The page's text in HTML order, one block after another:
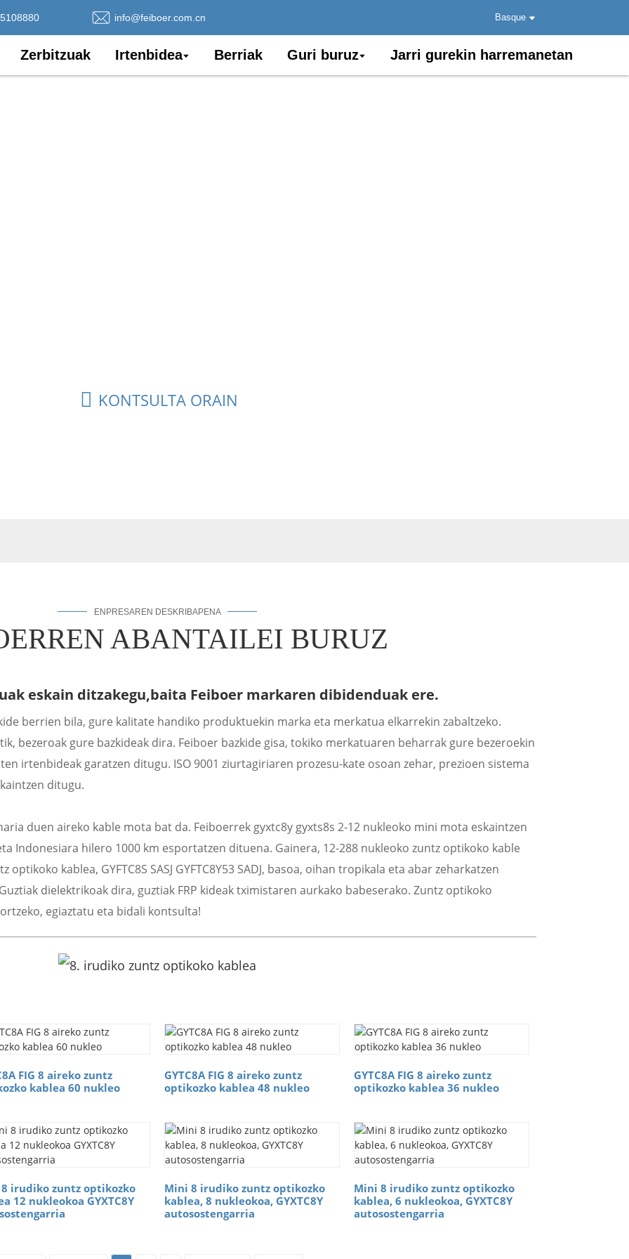
info@feiboer.com.cn Basque
Zerbitzuak Irtenbidea Berriak Guri buruz Jarri gurekin harremanetan
KONTSULTA ORAIN
ENPRESAREN DESKRIBAPENA
ABANTAILEI BURUZ
eskain ditzakegu,baita Feiboer markaren dibidenduak ere.
berrien bila, gure kalitate handiko produktuekin marka eta merkatua elkarrekin zabaltzeko.
bezeroak gure bazkideak dira. Feiboer bazkide gisa, tokiko merkatuaren beharrak gure bezeroekin
irtenbideak garatzen ditugu. ISO 9001 ziurtagiriaren prozesu-kate osoan zehar, prezioen sistema
ditugu.
duen aireko kable mota bat da. Feiboerrek gyxtc8y gyxts8s 2-12 nukleoko mini mota eskaintzen
Indonesiara hilero 1000 km esportatzen dituena. Gainera, 12-288 nukleoko zuntz optikoko kable
kablea, GYFTC8S SASJ GYFTC8Y53 SADJ, basoa, oihan tropikala eta abar zeharkatzen
dielektrikoak dira, guztiak FRP kideak tximistaren aurkako babeserako. Zuntz optikoko
egiaztatu eta bidali kontsulta!
FIG 8 aireko zuntz
kablea 60 nukleo
GYTC8A FIG 8 aireko zuntz
optikozko kablea 48 nukleo
GYTC8A FIG 8 aireko zuntz
optikozko kablea 36 nukleo
irudiko zuntz optikozko
12 nukleokoa GYXTC8Y
Mini 8 irudiko zuntz optikozko
kablea, 8 nukleokoa, GYXTC8Y
autosostengarria
Mini 8 irudiko zuntz optikozko
kablea, 6 nukleokoa, GYXTC8Y
autosostengarria